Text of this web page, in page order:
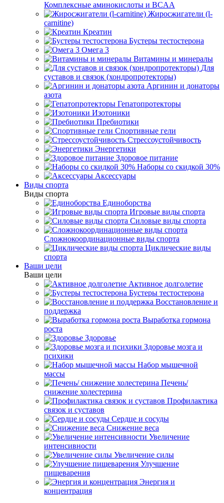
Комплексные аминокислоты и BCAA
Жиросжигатели (l-
carnitine)
Креатин
Бустеры тестостерона
Омега 3
Витамины и минералы
Для
суставов и связок (хондропротекторы)
Аргинин и донаторы
азота
Гепатопротекторы
Изотоники
Пребиотики
Спортивные гели
Стрессоустойчивость
Энергетики
Здоровое питание
Наборы со скидкой 30%
Аксессуары
Виды спорта
Виды спорта
Единоборства
Игровые виды спорта
Силовые виды спорта
Сложнокоординационные виды спорта
Циклические виды
спорта
Ваши цели
Ваши цели
Активное долголетие
Бустеры тестостерона
Восстановление и
поддержка
Выработка гормона
роста
Здоровье
Здоровье мозга и
психики
Набор мышечной
массы
Печень/
снижение холестерина
Профилактика
связок и суставов
Сердце и сосуды
Снижение веса
Увеличение
интенсивности
Увеличение силы
Улучшение
пищеварения
Энергия и
концентрация